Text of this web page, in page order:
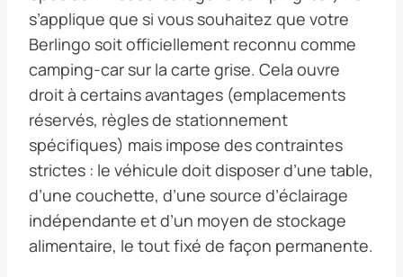
s’applique que si vous souhaitez que votre
Berlingo soit officiellement reconnu comme
camping-car sur la carte grise. Cela ouvre
droit à certains avantages (emplacements
réservés, règles de stationnement
spécifiques) mais impose des contraintes
strictes : le véhicule doit disposer d’une table,
d’une couchette, d’une source d’éclairage
indépendante et d’un moyen de stockage
alimentaire, le tout fixé de façon permanente.